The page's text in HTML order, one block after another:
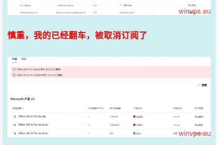
慎重，我的已经翻车，被取消订阅了